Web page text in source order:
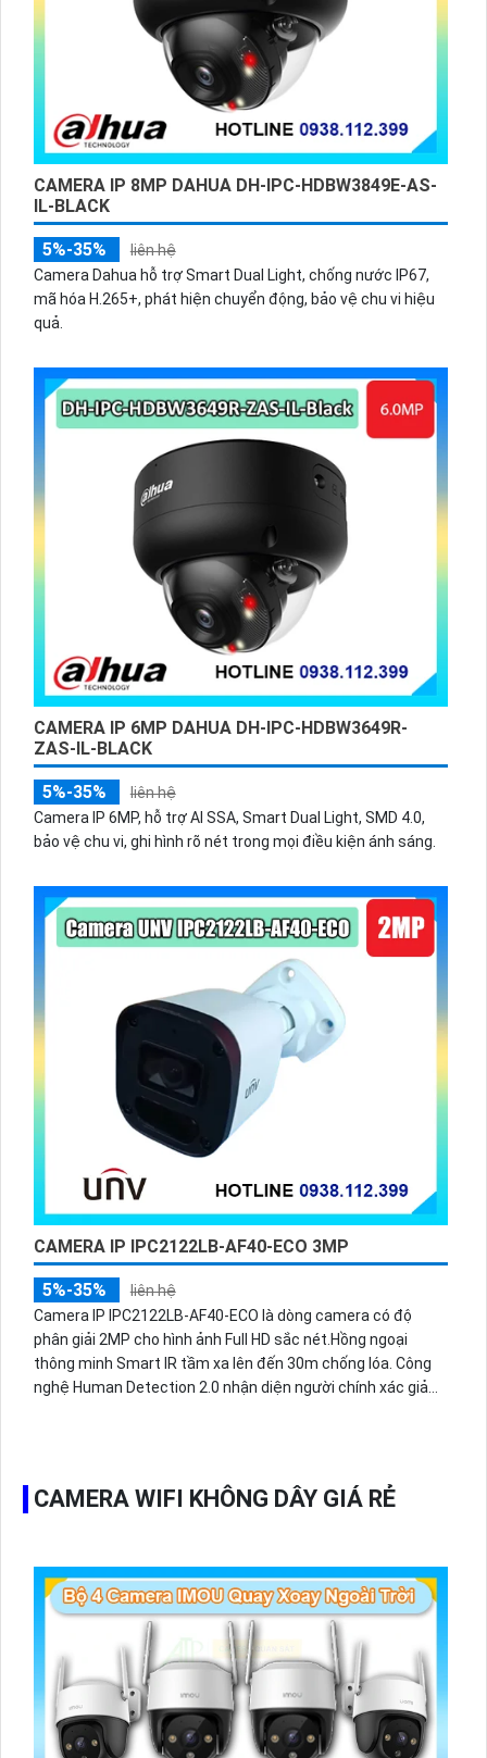
CAMERA IP 8MP DAHUA DH-IPC-HDBW3849E-AS-
IL-BLACK
5%-35%
liên hệ
Camera Dahua hỗ trợ Smart Dual Light, chống nước IP67,
mã hóa H.265+, phát hiện chuyển động, bảo vệ chu vi hiệu
quả.
CAMERA IP 6MP DAHUA DH-IPC-HDBW3649R-
ZAS-IL-BLACK
5%-35%
liên hệ
Camera IP 6MP, hỗ trợ AI SSA, Smart Dual Light, SMD 4.0,
bảo vệ chu vi, ghi hình rõ nét trong mọi điều kiện ánh sáng.
CAMERA IP IPC2122LB-AF40-ECO 3MP
5%-35%
liên hệ
Camera IP IPC2122LB-AF40-ECO là dòng camera có độ
phân giải 2MP cho hình ảnh Full HD sắc nét.Hồng ngoại
thông minh Smart IR tầm xa lên đến 30m chống lóa. Công
nghệ Human Detection 2.0 nhận diện người chính xác giảm
CAMERA WIFI KHÔNG DÂY GIÁ RẺ